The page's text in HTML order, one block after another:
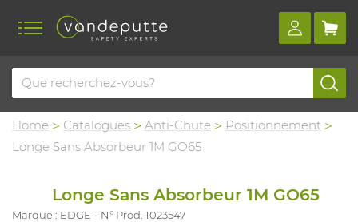
Home Catalogues Anti-Chute
Positionnement
Longe Sans Absorbeur 1M GO65
Longe Sans Absorbeur 1M GO65
Marque : EDGE N° Prod. 1023547